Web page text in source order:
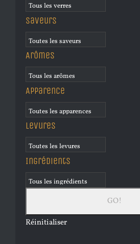
Saveurs
Arômes
Apparence
Levures
Ingrédients
Réinitialiser